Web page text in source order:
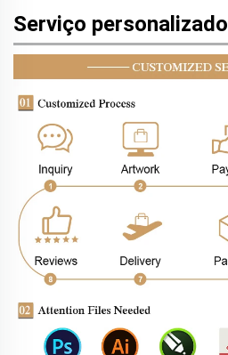
Serviço personalizado